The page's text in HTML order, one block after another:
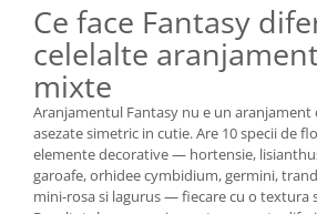
Ce face Fantasy
celelalte
mixte
Aranjamentul Fantasy nu e un aranjament
asezate simetric in cutie. Are 10 specii de
elemente decorative — hortensie,
garoafe, orhidee cymbidium, germini,
mini-rosa si lagurus — fiecare cu o textura